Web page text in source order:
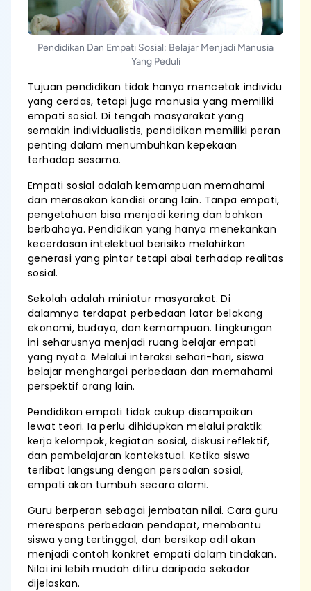
Pendidikan Dan Empati Sosial: Belajar Menjadi Manusia
Yang Peduli
Tujuan pendidikan tidak hanya mencetak individu
yang cerdas, tetapi juga manusia yang memiliki
empati sosial. Di tengah masyarakat yang
semakin individualistis, pendidikan memiliki peran
penting dalam menumbuhkan kepekaan
terhadap sesama.
Empati sosial adalah kemampuan memahami
dan merasakan kondisi orang lain. Tanpa empati,
pengetahuan bisa menjadi kering dan bahkan
berbahaya. Pendidikan yang hanya menekankan
kecerdasan intelektual berisiko melahirkan
generasi yang pintar tetapi abai terhadap realitas
sosial.
Sekolah adalah miniatur masyarakat. Di
dalamnya terdapat perbedaan latar belakang
ekonomi, budaya, dan kemampuan. Lingkungan
ini seharusnya menjadi ruang belajar empati
yang nyata. Melalui interaksi sehari-hari, siswa
belajar menghargai perbedaan dan memahami
perspektif orang lain.
Pendidikan empati tidak cukup disampaikan
lewat teori. Ia perlu dihidupkan melalui praktik:
kerja kelompok, kegiatan sosial, diskusi reflektif,
dan pembelajaran kontekstual. Ketika siswa
terlibat langsung dengan persoalan sosial,
empati akan tumbuh secara alami.
Guru berperan sebagai jembatan nilai. Cara guru
merespons perbedaan pendapat, membantu
siswa yang tertinggal, dan bersikap adil akan
menjadi contoh konkret empati dalam tindakan.
Nilai ini lebih mudah ditiru daripada sekadar
dijelaskan.